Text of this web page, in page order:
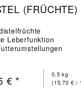
(FRÜCHTE)
Leberfunktion
0,5 kg
(15,70 € /
€ *